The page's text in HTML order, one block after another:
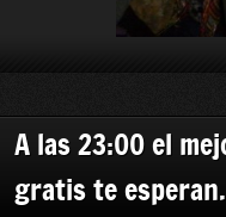
A las 23:00 el
gratis te esperan.